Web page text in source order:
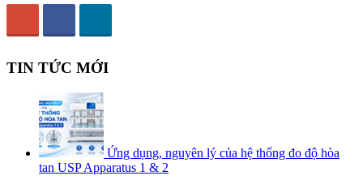
TIN TỨC MỚI
Ứng dụng, nguyên lý của hệ thống đo độ hòa
tan USP Apparatus 1 & 2